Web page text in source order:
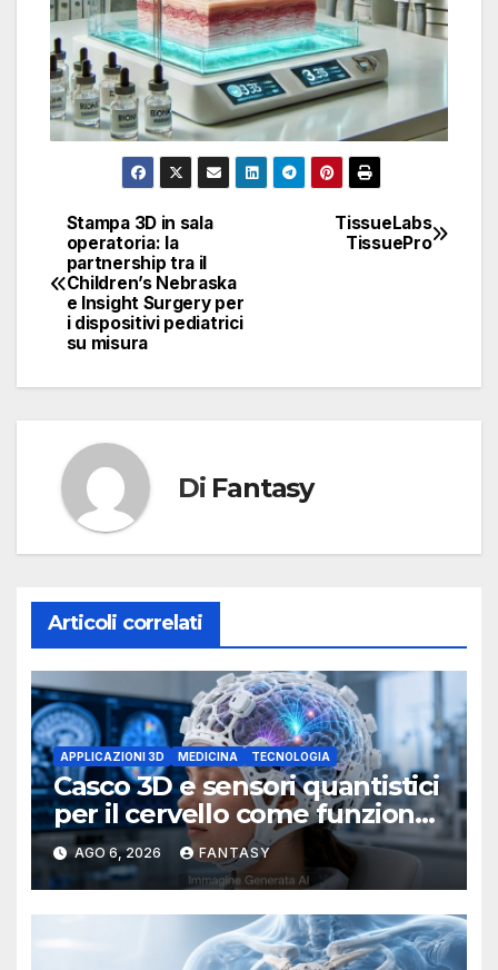
Navigazione
articoli
TissueLabs
TissuePro
Stampa 3D in sala
operatoria: la
partnership tra il
Children’s Nebraska
e Insight Surgery per
i dispositivi pediatrici
su misura
Di Fantasy
Articoli correlati
APPLICAZIONI 3D MEDICINA TECNOLOGIA
Casco 3D e sensori quantistici
per il cervello come funziona
l’OPM-MEG
AGO 6, 2026 FANTASY